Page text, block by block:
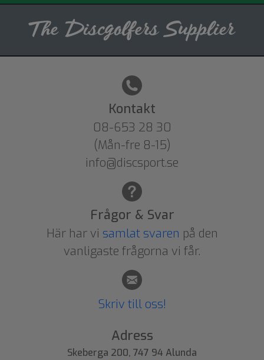
Kontakt
08-653 28 30
(Mån-fre 8-15)
info@discsport.se
Frågor & Svar
Här har vi samlat svaren på den
vanligaste frågorna vi får.
Skriv till oss!
Adress
Skeberga 200, 747 94 Alunda